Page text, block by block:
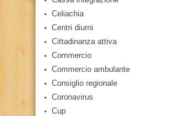
Celiachia
Centri diurni
Cittadinanza attiva
Commercio
Commercio ambulante
Consiglio regionale
Coronavirus
Cup